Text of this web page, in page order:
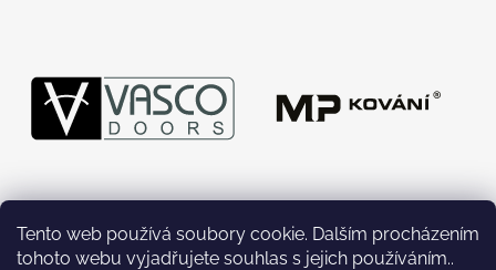
Tento web používá soubory cookie. Dalším procházením
tohoto webu vyjadřujete souhlas s jejich používáním..